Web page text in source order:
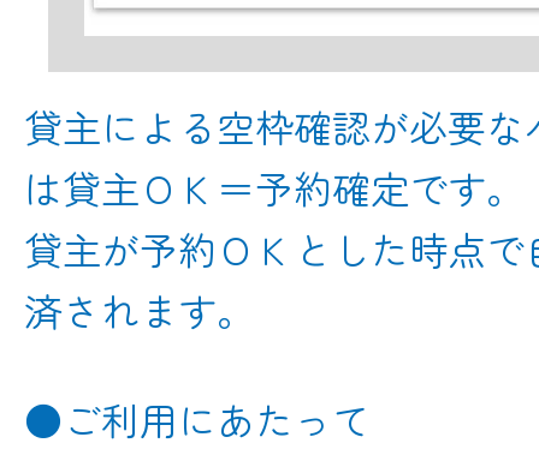
貸主による空枠確認が必要
は貸主ＯＫ＝予約確定です。
貸主が予約ＯＫとした時点
済されます。
●ご利用にあたって